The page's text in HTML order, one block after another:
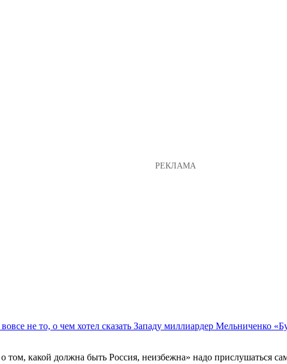
том, какой должна быть Россия, неизбежна» надо прислушаться